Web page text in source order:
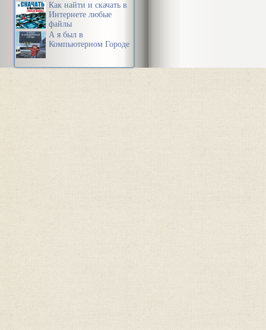
Как найти и скачать в
Интернете любые
файлы
А я был в
Компьютерном Городе